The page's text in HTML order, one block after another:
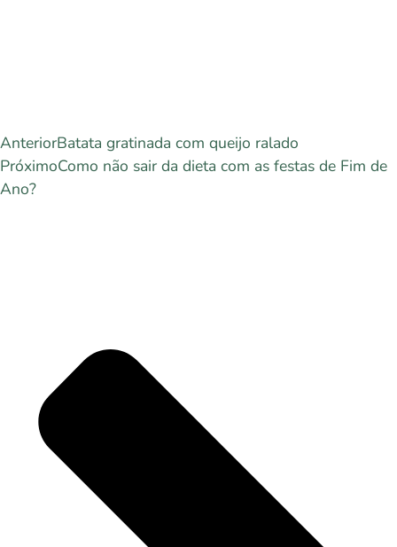
AnteriorBatata gratinada com queijo ralado
PróximoComo não sair da dieta com as festas de Fim de
Ano?